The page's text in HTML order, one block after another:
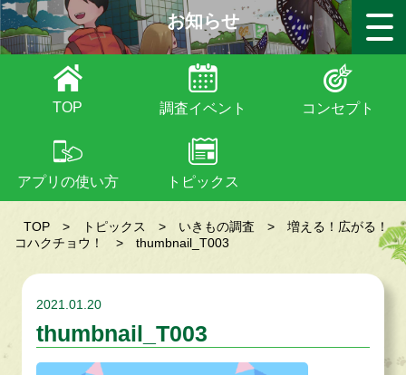
お知らせ
TOP 調査イベント コンセプト
アプリの使い方 トピックス
TOP > トピックス > いきもの調査 >
増える！広がる！
コハクチョウ！
> thumbnail_T003
2021.01.20
thumbnail_T003